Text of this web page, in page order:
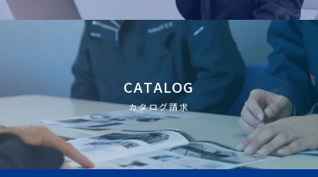
CATALOG
カタログ請求